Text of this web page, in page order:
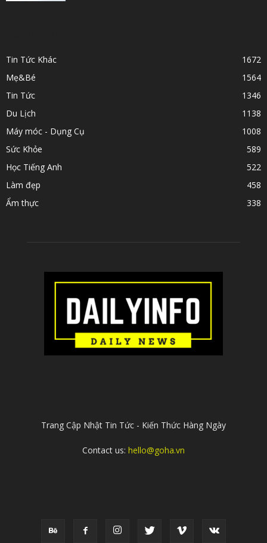
Tin Tức Khác
1672
Mẹ&Bé
1564
Tin Tức
1346
Du Lịch
1138
Máy móc - Dụng Cụ
1008
Sức Khỏe
589
Học Tiếng Anh
522
Làm đẹp
458
Ẩm thực
338
Trang Cập Nhật Tin Tức - Kiến Thức Hàng Ngày
Contact us: hello@goha.vn